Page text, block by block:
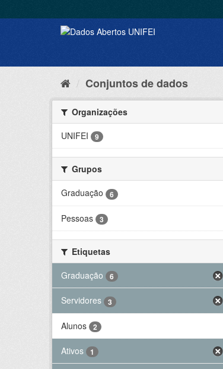
Conjuntos de dados
Organizações
UNIFEI
9
Grupos
Graduação
6
Pessoas 3
Etiquetas
Graduação
6
Servidores 3
Alunos 2
Ativos 1